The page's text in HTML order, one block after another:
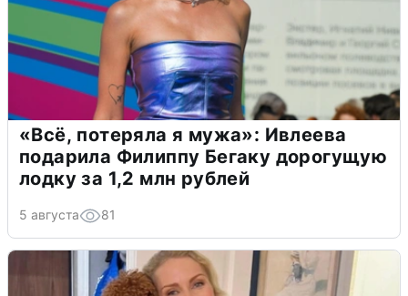
«Всё, потеряла я мужа»: Ивлеева
подарила Филиппу Бегаку дорогущую
лодку за 1,2 млн рублей
5 августа 81